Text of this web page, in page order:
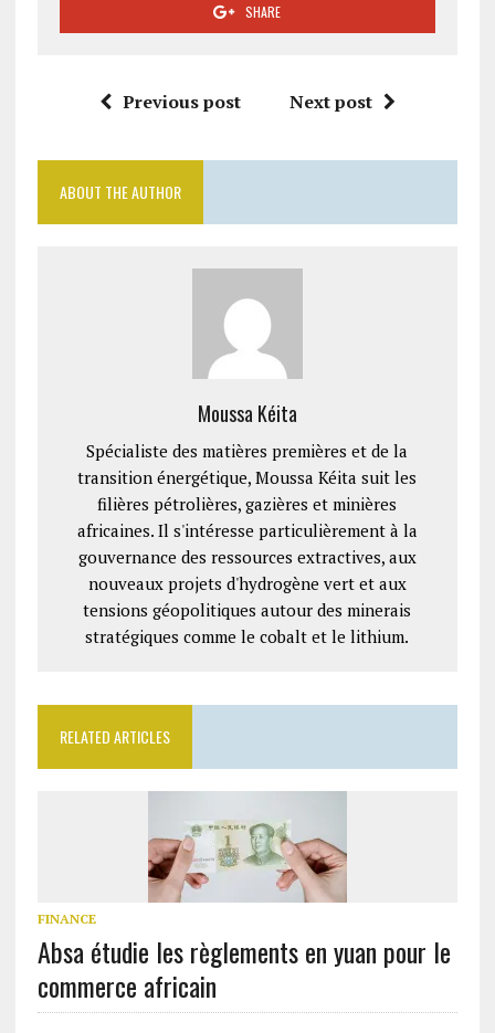
SHARE
Previous post Next post
ABOUT THE AUTHOR
Moussa Kéita
Spécialiste des matières premières et de la
transition énergétique, Moussa Kéita suit les
filières pétrolières, gazières et minières
africaines. Il s'intéresse particulièrement à la
gouvernance des ressources extractives, aux
nouveaux projets d'hydrogène vert et aux
tensions géopolitiques autour des minerais
stratégiques comme le cobalt et le lithium.
RELATED ARTICLES
FINANCE
Absa étudie les règlements en yuan pour le
commerce africain